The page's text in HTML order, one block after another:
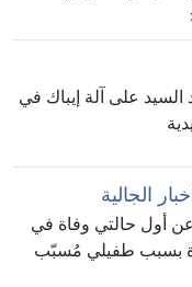
السيد على آلة إيباك في
الجالية
أول حالتي وفاة في
بسبب طفيلي مُسبّب